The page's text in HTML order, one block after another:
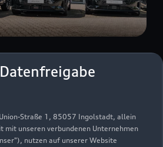
Straße 1, 85057 Ingolstadt, allein
mit unseren verbundenen Unternehmen
nutzen auf unserer Website
25 A
schmidt.de